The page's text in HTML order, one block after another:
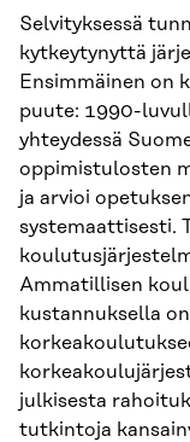
Selvityksessä
kytkeytynyttä
Ensimmäinen on
puute: 1990-
yhteydessä
oppimistulosten
ja arvioi
systemaattisesti.
Ammatillisen
kustannuksella
julkisesta
tutkintoja